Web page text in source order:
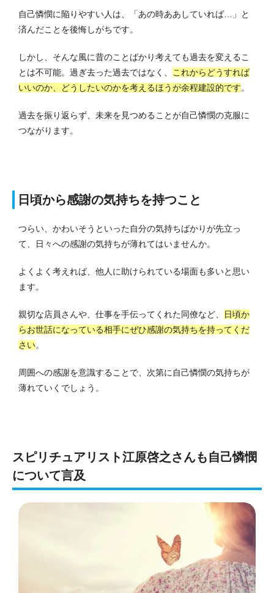
自己憐憫に陥りやすい人は、「あの時ああしていれば…」と
済んだことを後悔しがちです。
しかし、そんな風に昔のことばかり考えても過去を変えるこ
とは不可能。 過ぎ去った過去ではなく、
これからどうすれば
いいのか、どうしたいのかを考えるほうが余程建設的です。
過去を振り返らず、未来を見つめることが自己憐憫の克服に
つながります。
日頃から感謝の気持ちを持つこと
つらい、かわいそうといった自分の気持ちばかりが先立っ
て、日々への感謝の気持ちが薄れてはいませんか。
よくよく考えれば、他人に助けられている場面も多いと思い
ます。
親切な店員さんや、仕事を手伝ってくれた同僚など、
日頃か
らお世話になっている相手にぜひ感謝の気持ちを持ってくだ
さい。
周囲への感謝を意識することで、次第に自己憐憫の気持ちが
薄れていくでしょう。
スピリチュアリスト江原啓之さんも自己憐憫
について言及